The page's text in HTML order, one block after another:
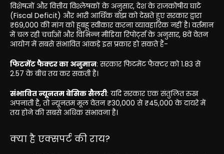
विशेषज्ञों और वित्तीय विश्लेषकों के अनुसार, देश के राजकोषीय घाटे
(Fiscal Deficit) और भारी आर्थिक बोझ को देखते हुए सरकार द्वारा
₹69,000 की मांग को हूबहू स्वीकार करना व्यावहारिक नहीं है। वर्तमान
में चल रही चर्चाओं और विभिन्न मीडिया रिपोर्ट्स के अनुसार, 8वें वेतन
आयोग में सबसे संभावित आंकड़े इस प्रकार हो सकते हैं-
फिटमेंट फैक्टर का अनुमान: सरकार फिटमेंट फैक्टर को 1.83 से
2.57 के बीच तय कर सकती है।
संभावित न्यूनतम बेसिक सैलरी: यदि सरकार एक संतुलित रुख
अपनाती है, तो न्यूनतम मूल वेतन ₹30,000 से ₹45,000 के दायरे में
तय होने की सबसे अधिक संभावना है।
क्या है एक्सपर्ट की राय?